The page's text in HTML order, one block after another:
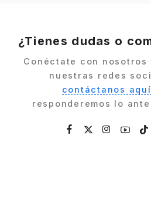
¿Tienes dudas o
Conéctate con nosotros
nuestras redes
contáctanos aquí
responderemos lo